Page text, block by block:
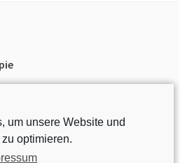
um unsere Website und
optimieren.